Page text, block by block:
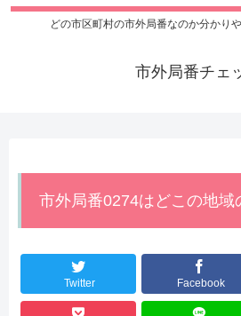
どの市区町村の市外局番なのか分かり
市外局番チェ
市外局番0274はどこの地域
Twitter Facebook